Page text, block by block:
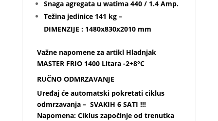
Snaga agregata u watima 440 / 1.4 Amp.
Težina jedinice 141 kg –
DIMENZIJE : 1480x830x2010 mm
Važne napomene za artikl Hladnjak
MASTER FRIO 1400 Litara -2+8°C
RUČNO ODMRZAVANJE
Uređaj će automatski pokretati ciklus
odmrzavanja – SVAKIH 6 SATI !!!
Napomena: Ciklus započinje od trenutka